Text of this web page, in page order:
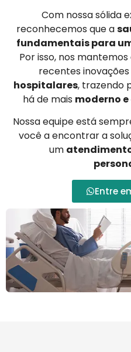
Com nossa sólida
reconhecemos que a
fundamentais para
Por isso, nos
recentes
hospitalares, trazendo
há de mais moderno
Nossa equipe está
você a encontrar a
um
Entre